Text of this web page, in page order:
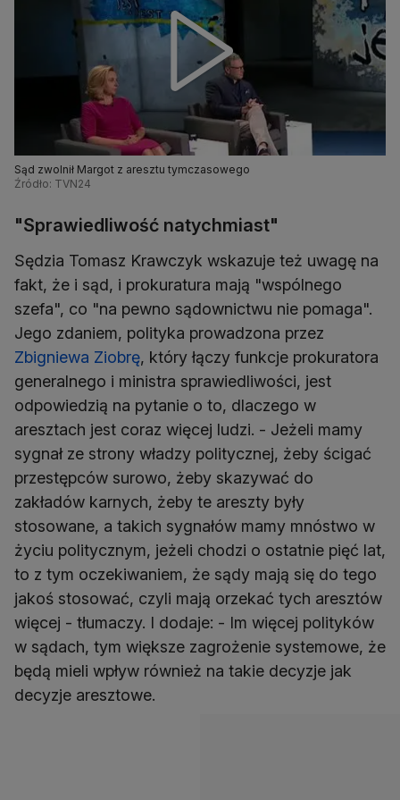
Sąd zwolnił Margot z aresztu tymczasowego
Źródło: TVN24
"Sprawiedliwość natychmiast"
Sędzia Tomasz Krawczyk wskazuje też uwagę na
fakt, że i sąd, i prokuratura mają "wspólnego
szefa", co "na pewno sądownictwu nie pomaga".
Jego zdaniem, polityka prowadzona przez
Zbigniewa Ziobrę, który łączy funkcje prokuratora
generalnego i ministra sprawiedliwości, jest
odpowiedzią na pytanie o to, dlaczego w
aresztach jest coraz więcej ludzi. - Jeżeli mamy
sygnał ze strony władzy politycznej, żeby ścigać
przestępców surowo, żeby skazywać do
zakładów karnych, żeby te areszty były
stosowane, a takich sygnałów mamy mnóstwo w
życiu politycznym, jeżeli chodzi o ostatnie pięć lat,
to z tym oczekiwaniem, że sądy mają się do tego
jakoś stosować, czyli mają orzekać tych aresztów
więcej - tłumaczy. I dodaje: - Im więcej polityków
w sądach, tym większe zagrożenie systemowe, że
będą mieli wpływ również na takie decyzje jak
decyzje aresztowe.